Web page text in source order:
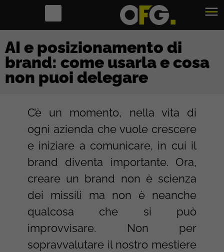
AI e posizionamento di
brand: come usarla e cosa
non puoi delegare
C’è un momento, nella vita di
ogni azienda che vuole crescere
e iniziare a comunicare, in cui il
brand diventa importante. Ora,
creare un brand non è scienza
dei missili ma non è neanche
qualcosa che si può
improvvisare. Non per
sopravvalutare il nostro mestiere